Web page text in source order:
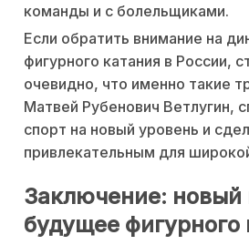
команды и с болельщиками.
Если обратить внимание на
фигурного катания в России,
очевидно, что именно такие
Матвей Рубенович Ветлугин,
спорт на новый уровень и
привлекательным для
Заключение: новый
будущее фигурного